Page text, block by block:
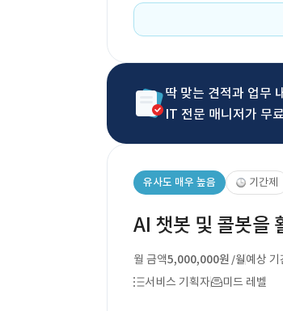
딱 맞는 견적과 업무
IT 전문 매니저가 무
유사도 매우 높음 기간제
AI 챗봇 및 콜봇을
월 금액5,000,000원 /월예상 기
서비스 기획자
미드 레벨